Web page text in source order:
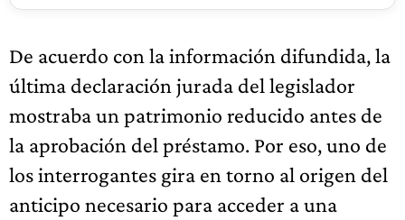
De acuerdo con la información difundida, la
última declaración jurada del legislador
mostraba un patrimonio reducido antes de
la aprobación del préstamo. Por eso, uno de
los interrogantes gira en torno al origen del
anticipo necesario para acceder a una